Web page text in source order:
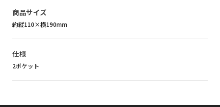
商品サイズ
約縦110×横190mm
仕様
2ポケット